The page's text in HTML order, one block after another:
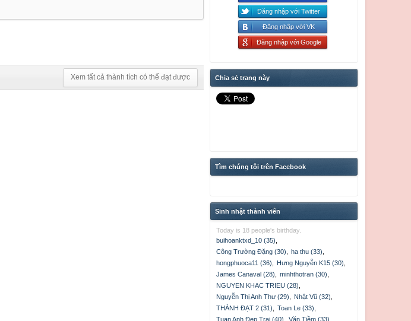
Xem tất cả thành tích có thể đạt được
Đăng nhập với Twitter
Đăng nhập với VK
Đăng nhập với Google
Chia sẻ trang này
Tìm chúng tôi trên Facebook
Sinh nhật thành viên
Today is 18 people's birthday.
buihoanktxd_10 (35)
Công Trường Đặng (30)
ha thu (33)
hongphuoca11 (36)
Hưng Nguyễn K15 (30)
James Canaval (28)
minhthotran (30)
NGUYEN KHAC TRIEU (28)
Nguyễn Thị Anh Thư (29)
Nhật Vũ (32)
THÀNH ĐẠT 2 (31)
Toan Le (33)
Tuan Anh Đep Trai (40)
Văn Tiềm (33)